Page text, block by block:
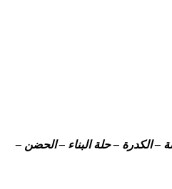
– الكدرة – حلة البناء – الحضن –